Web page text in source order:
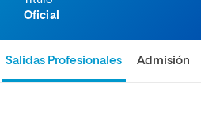
Oficial
Salidas Profesionales Admisión